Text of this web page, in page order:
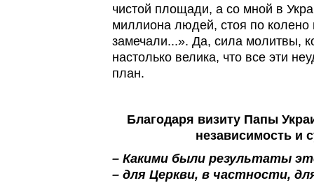
чистой площади, а со мной в
миллиона людей, стоя по колено
замечали...». Да, сила молитвы,
настолько велика, что все эти
план.
Благодаря визиту Папы
независимость и
– Какими были результаты
– для Церкви, в частности,